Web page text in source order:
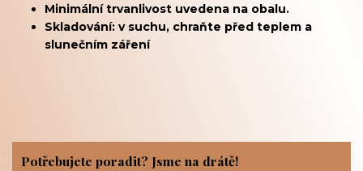
Minimální trvanlivost uvedena na obalu.
Skladování: v suchu, chraňte před teplem a
slunečním záření
Potřebujete poradit? Jsme na drátě!